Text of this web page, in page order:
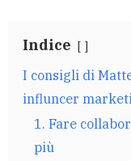
Indice
I consigli di
influncer
1. Fare
più